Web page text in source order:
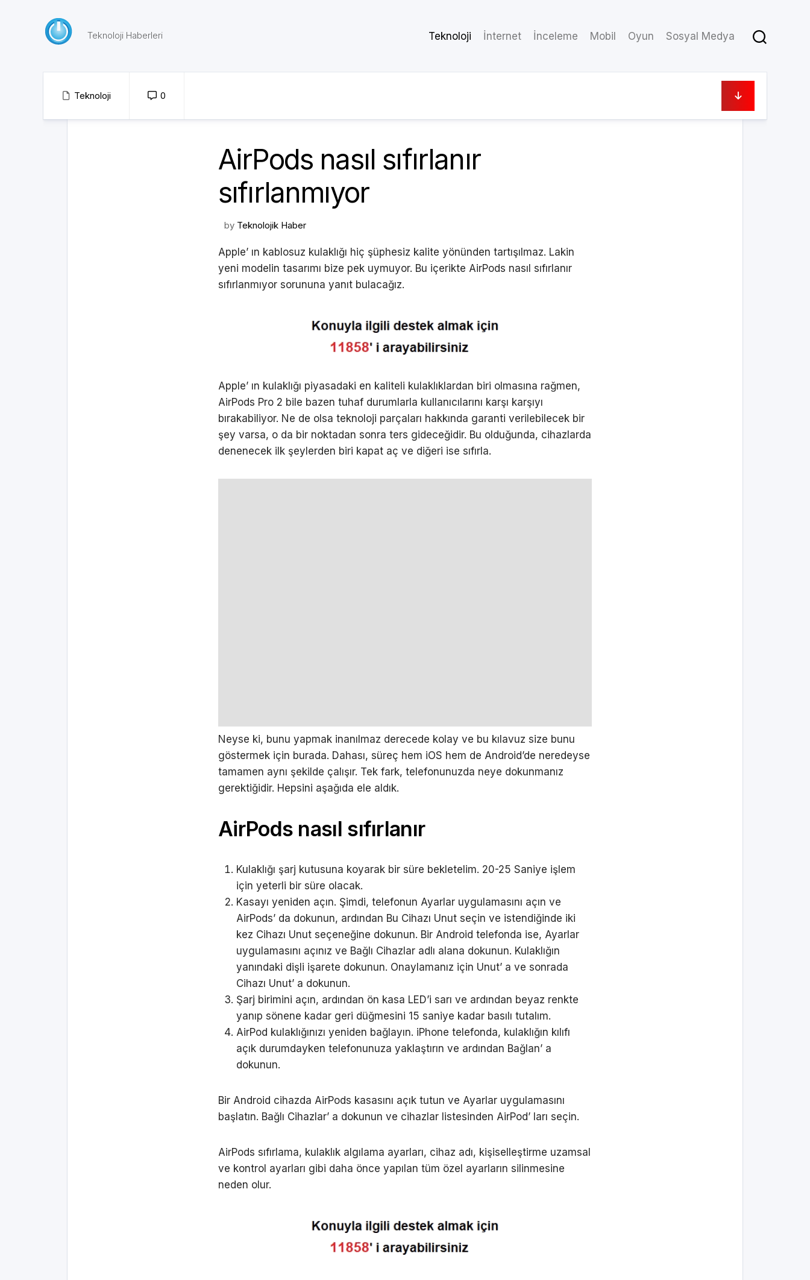
Teknoloji Haberleri Teknoloji İnternet İnceleme Mobil Oyun Sosyal Medya
Teknoloji 0
AirPods nasıl sıfırlanır
sıfırlanmıyor
by Teknolojik Haber
Apple’ ın kablosuz kulaklığı hiç şüphesiz kalite yönünden tartışılmaz. Lakin
yeni modelin tasarımı bize pek uymuyor. Bu içerikte AirPods nasıl sıfırlanır
sıfırlanmıyor sorununa yanıt bulacağız.
Apple’ ın kulaklığı piyasadaki en kaliteli kulaklıklardan biri olmasına rağmen,
AirPods Pro 2 bile bazen tuhaf durumlarla kullanıcılarını karşı karşıyı
bırakabiliyor. Ne de olsa teknoloji parçaları hakkında garanti verilebilecek bir
şey varsa, o da bir noktadan sonra ters gideceğidir. Bu olduğunda, cihazlarda
denenecek ilk şeylerden biri kapat aç ve diğeri ise sıfırla.
Neyse ki, bunu yapmak inanılmaz derecede kolay ve bu kılavuz size bunu
göstermek için burada. Dahası, süreç hem iOS hem de Android’de neredeyse
tamamen aynı şekilde çalışır. Tek fark, telefonunuzda neye dokunmanız
gerektiğidir. Hepsini aşağıda ele aldık.
AirPods nasıl sıfırlanır
Kulaklığı şarj kutusuna koyarak bir süre bekletelim. 20-25 Saniye işlem
için yeterli bir süre olacak.
Kasayı yeniden açın. Şimdi, telefonun Ayarlar uygulamasını açın ve
AirPods’ da dokunun, ardından Bu Cihazı Unut seçin ve istendiğinde iki
kez Cihazı Unut seçeneğine dokunun. Bir Android telefonda ise, Ayarlar
uygulamasını açınız ve Bağlı Cihazlar adlı alana dokunun. Kulaklığın
yanındaki dişli işarete dokunun. Onaylamanız için Unut’ a ve sonrada
Cihazı Unut’ a dokunun.
Şarj birimini açın, ardından ön kasa LED’i sarı ve ardından beyaz renkte
yanıp sönene kadar geri düğmesini 15 saniye kadar basılı tutalım.
AirPod kulaklığınızı yeniden bağlayın. iPhone telefonda, kulaklığın kılıfı
açık durumdayken telefonunuza yaklaştırın ve ardından Bağlan’ a
dokunun.
Bir Android cihazda AirPods kasasını açık tutun ve Ayarlar uygulamasını
başlatın. Bağlı Cihazlar’ a dokunun ve cihazlar listesinden AirPod’ ları seçin.
AirPods sıfırlama, kulaklık algılama ayarları, cihaz adı, kişiselleştirme uzamsal
ve kontrol ayarları gibi daha önce yapılan tüm özel ayarların silinmesine
neden olur.